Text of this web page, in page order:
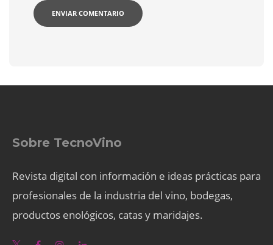
Sobre TecnoVino
Revista digital con información e ideas prácticas para
profesionales de la industria del vino, bodegas,
productos enológicos, catas y maridajes.